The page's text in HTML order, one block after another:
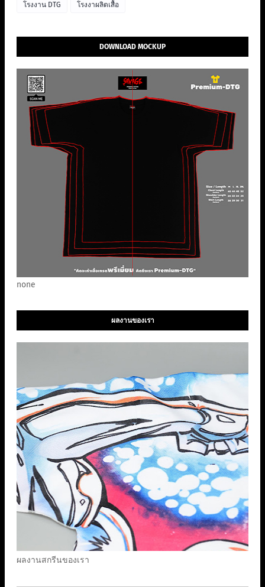
โรงงาน DTG โรงงาผลิตเสื้อ
DOWNLOAD MOCKUP
none
ผลงานของเรา
ผลงานสกรีนของเรา